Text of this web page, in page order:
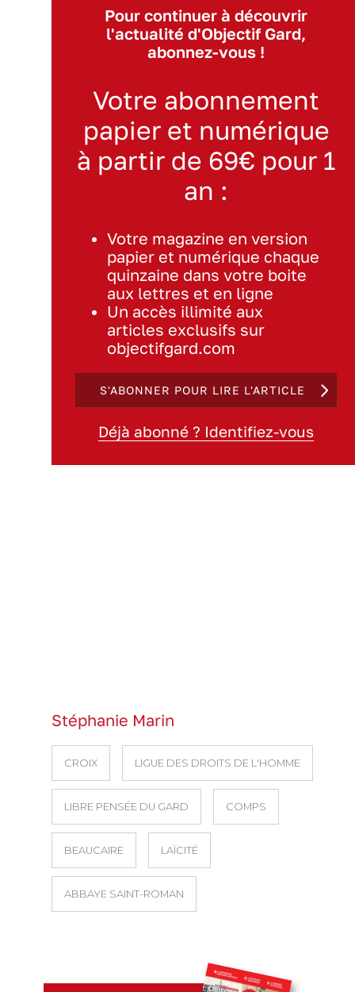
Pour continuer à découvrir
l'actualité d'Objectif Gard,
abonnez-vous !
Votre abonnement
papier et numérique
à partir de 69€ pour 1
an :
Votre magazine en version
papier et numérique chaque
quinzaine dans votre boite
aux lettres et en ligne
Un accès illimité aux
articles exclusifs sur
objectifgard.com
S'ABONNER POUR LIRE L'ARTICLE
Déjà abonné ? Identifiez-vous
Stéphanie Marin
CROIX LIGUE DES DROITS DE L'HOMME
LIBRE PENSÉE DU GARD COMPS
BEAUCAIRE LAÏCITÉ
ABBAYE SAINT-ROMAN